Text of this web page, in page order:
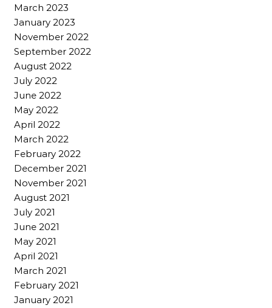
March 2023
January 2023
November 2022
September 2022
August 2022
July 2022
June 2022
May 2022
April 2022
March 2022
February 2022
December 2021
November 2021
August 2021
July 2021
June 2021
May 2021
April 2021
March 2021
February 2021
January 2021